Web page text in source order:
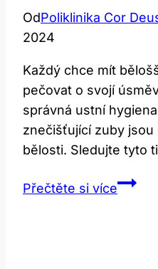
OdPoliklinika Cor
2024
Každý chce mít
pečovat o svojí
správná ustní
znečišťující zuby jsou
bělosti. Sledujte tyto
Přečtěte si víceÚdržba